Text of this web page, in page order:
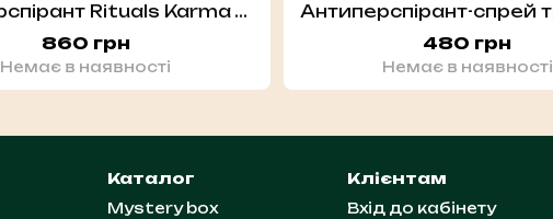
Антиперспірант Rituals Karma Anti-Perspirant Spray 150 мл
860 грн
Немає в наявності
480 грн
Немає в наявності
Каталог
Mystery box
Клієнтам
Вхід до кабінету